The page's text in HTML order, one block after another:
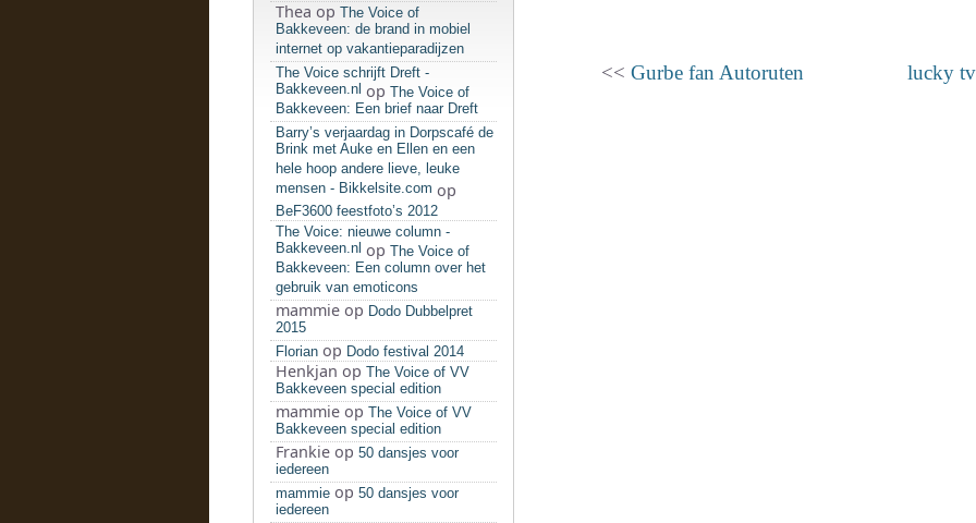
Thea op The Voice of
Bakkeveen: de brand in mobiel
internet op vakantieparadijzen
The Voice schrijft Dreft -
Bakkeveen.nl op The Voice of
Bakkeveen: Een brief naar Dreft
Barry’s verjaardag in Dorpscafé de
Brink met Auke en Ellen en een
hele hoop andere lieve, leuke
mensen - Bikkelsite.com op
BeF3600 feestfoto’s 2012
The Voice: nieuwe column -
Bakkeveen.nl op The Voice of
Bakkeveen: Een column over het
gebruik van emoticons
mammie op Dodo Dubbelpret
2015
Florian op Dodo festival 2014
Henkjan op The Voice of VV
Bakkeveen special edition
mammie op The Voice of VV
Bakkeveen special edition
Frankie op 50 dansjes voor
iedereen
mammie op 50 dansjes voor
iedereen
<< Gurbe fan Autoruten lucky